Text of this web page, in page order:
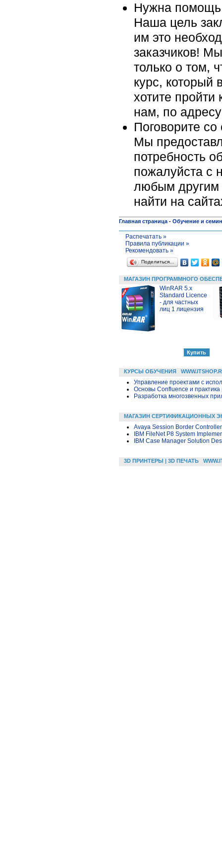
Нужна помощь
Наша цель
им это
заказчиков!
только о том,
курс, который
хотите
нам, по
Поговорите
Мы
потребность
пожалуйста c
любым другим
найти на
Главная страница - Обучение и
Распечатать »
Правила публикации »
Рекомендовать »
Поделиться…
МАГАЗИН ПРОГРАММНОГО
WinRAR 5.x
Standard Licence
- для частных
лиц 1 лицензия
КУРСЫ ОБУЧЕНИЯ
Управление проектами с
Основы Confluence и
Разработка многозвенных
МАГАЗИН СЕРТИФИКАЦИОННЫХ
Avaya Session Border
IBM FileNet P8 System
IBM Case Manager Solution
3D ПРИНТЕРЫ | 3D ПЕЧАТЬ